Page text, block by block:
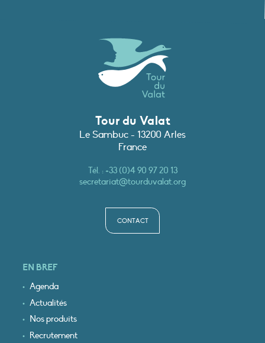
Tour du Valat
Le Sambuc - 13200 Arles
France
Tél. :+33 (0)4 90 97 20 13
secretariat@tourduvalat.org
CONTACT
EN BREF
Agenda
Actualités
Nos produits
Recrutement